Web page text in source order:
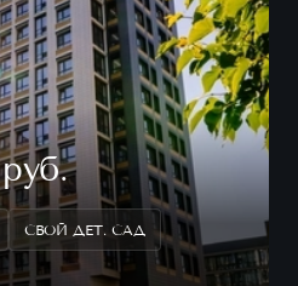
СВОЙ ДЕТ. САД